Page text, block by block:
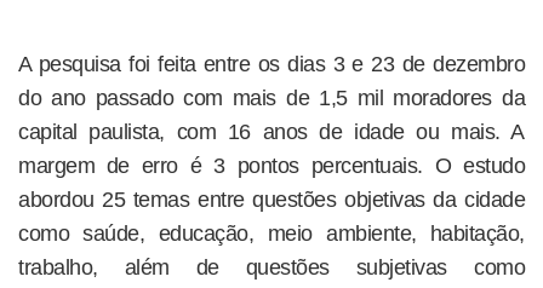
A pesquisa foi feita entre os dias 3 e 23 de dezembro
do ano passado com mais de 1,5 mil moradores da
capital paulista, com 16 anos de idade ou mais. A
margem de erro é 3 pontos percentuais. O estudo
abordou 25 temas entre questões objetivas da cidade
como saúde, educação, meio ambiente, habitação,
trabalho, além de questões subjetivas como